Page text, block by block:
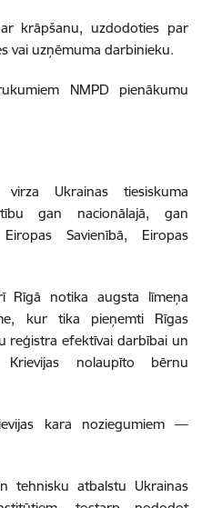
krāpšanu, uzdodoties par
vai uzņēmuma darbinieku.
NMPD pienākumu
Ukrainas tiesiskuma
gan nacionālajā, gan
Savienībā, Eiropas
Rīgā notika augsta līmeņa
kur tika pieņemti Rīgas
reģistra efektīvai darbībai un
Krievijas nolaupīto bērnu
kara noziegumiem —
tehnisku atbalstu Ukrainas